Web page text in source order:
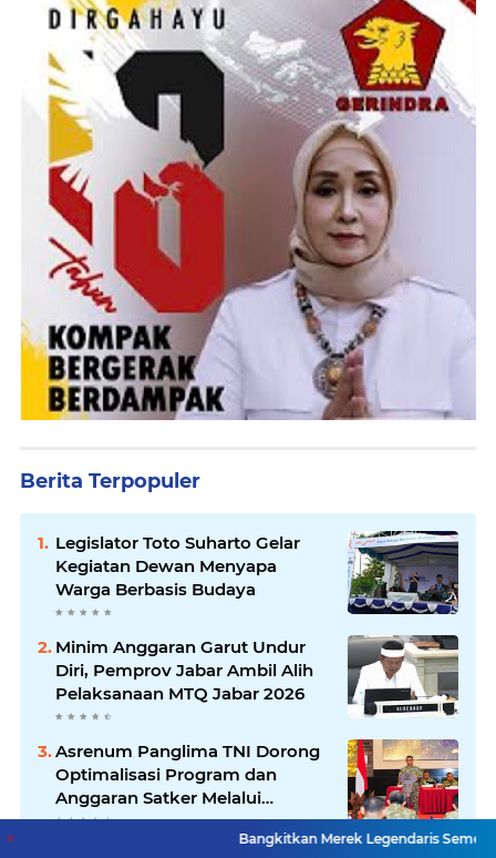
Berita Terpopuler
Legislator Toto Suharto Gelar
Kegiatan Dewan Menyapa
Warga Berbasis Budaya
Minim Anggaran Garut Undur
Diri, Pemprov Jabar Ambil Alih
Pelaksanaan MTQ Jabar 2026
Asrenum Panglima TNI Dorong
Optimalisasi Program dan
Anggaran Satker Melalui
Evaluasi Kinerja
Bangkitkan Merek Legendaris Semen Kujang, SIG